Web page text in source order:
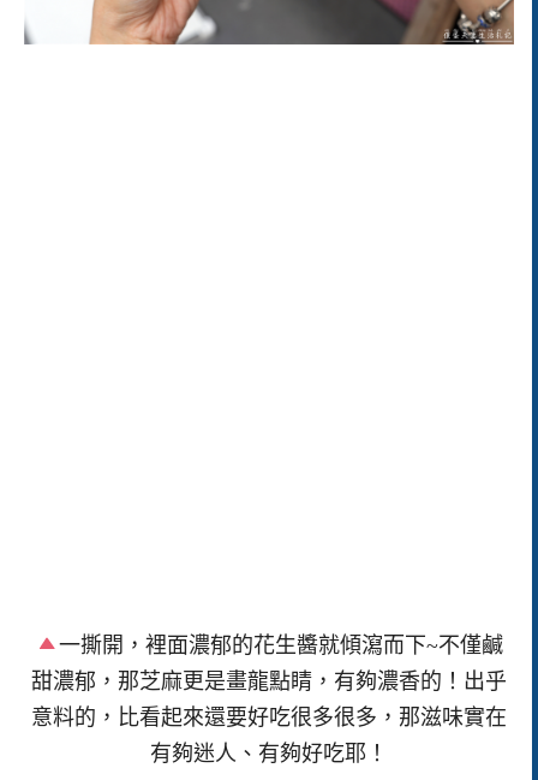
一撕開，裡面濃郁的花生醬就傾瀉而下~不僅鹹
甜濃郁，那芝麻更是畫龍點睛，有夠濃香的！出乎
意料的，比看起來還要好吃很多很多，那滋味實在
有夠迷人、有夠好吃耶！